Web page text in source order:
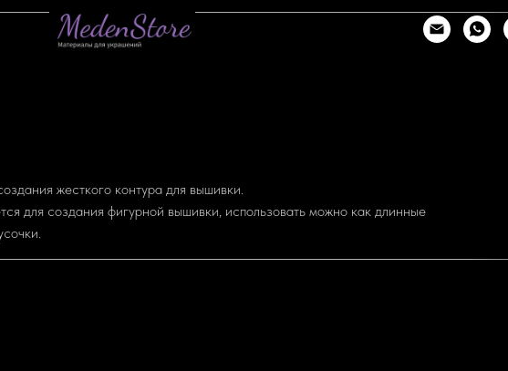
жесткого контура для вышивки.
для создания фигурной вышивки, использовать можно как длинные